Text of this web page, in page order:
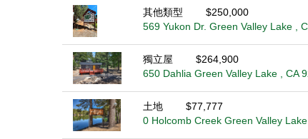
其他類型
$250,000
569 Yukon Dr. Green Valley Lake ,
獨立屋
$264,900
650 Dahlia Green Valley Lake , CA
土地
$77,777
0 Holcomb Creek Green Valley